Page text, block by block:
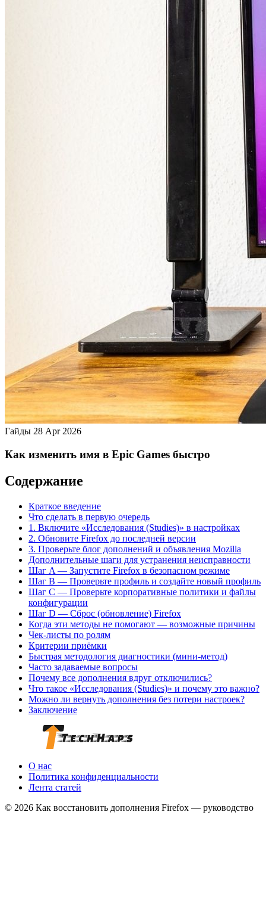
Гайды 28 Apr 2026
Как изменить имя в Epic Games быстро
Содержание
Краткое введение
Что сделать в первую очередь
1. Включите «Исследования (Studies)» в настройках
2. Обновите Firefox до последней версии
3. Проверьте блог дополнений и объявления Mozilla
Дополнительные шаги для устранения неисправности
Шаг A — Запустите Firefox в безопасном режиме
Шаг B — Проверьте профиль и создайте новый профиль
Шаг C — Проверьте корпоративные политики и файлы
конфигурации
Шаг D — Сброс (обновление) Firefox
Когда эти методы не помогают — возможные причины
Чек-листы по ролям
Критерии приёмки
Быстрая методология диагностики (мини-метод)
Часто задаваемые вопросы
Почему все дополнения вдруг отключились?
Что такое «Исследования (Studies)» и почему это важно?
Можно ли вернуть дополнения без потери настроек?
Заключение
О нас
Политика конфиденциальности
Лента статей
© 2026 Как восстановить дополнения Firefox — руководство